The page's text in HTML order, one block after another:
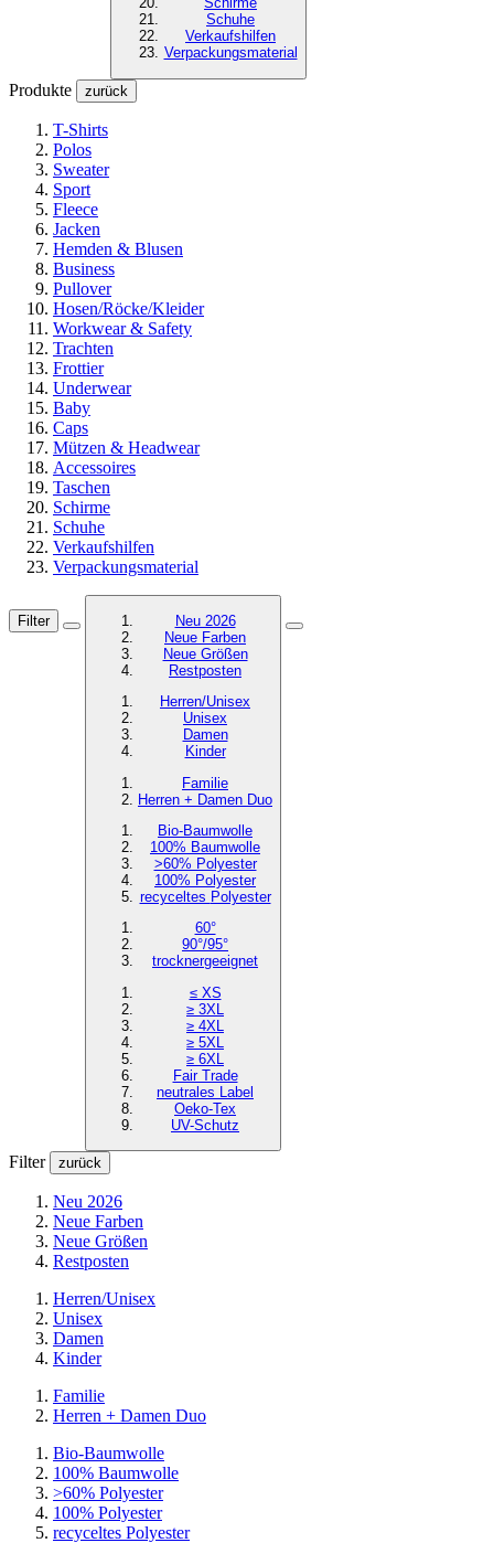
Schuhe
Verkaufshilfen
Verpackungsmaterial
Produkte zurück
T-Shirts
Polos
Sweater
Sport
Fleece
Jacken
Hemden & Blusen
Business
Pullover
Hosen/Röcke/Kleider
Workwear & Safety
Trachten
Frottier
Underwear
Baby
Caps
Mützen & Headwear
Accessoires
Taschen
Schirme
Schuhe
Verkaufshilfen
Verpackungsmaterial
Filter
Neu 2026
Neue Farben
Neue Größen
Restposten
Herren/Unisex
Unisex
Damen
Kinder
Familie
Herren + Damen Duo
Bio-Baumwolle
100% Baumwolle
>60% Polyester
100% Polyester
recyceltes Polyester
60°
90°/95°
trocknergeeignet
≤ XS
≥ 3XL
≥ 4XL
≥ 5XL
≥ 6XL
Fair Trade
neutrales Label
Oeko-Tex
UV-Schutz
Filter zurück
Neu 2026
Neue Farben
Neue Größen
Restposten
Herren/Unisex
Unisex
Damen
Kinder
Familie
Herren + Damen Duo
Bio-Baumwolle
100% Baumwolle
>60% Polyester
100% Polyester
recyceltes Polyester